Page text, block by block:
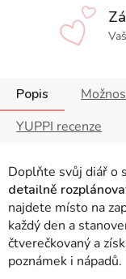
Popis
YUPPI recenze
Doplňte svůj diář o
detailně
najdete místo na
každý den a
čtverečkovaný a
poznámek i nápadů.